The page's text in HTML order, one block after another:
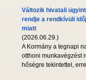
Változik hivatali
rendje a rendkívüli
miatt
(2026.06.29.)
A Kormány a tegnapi
otthoni munkavégzést
hőségre tekintettel,